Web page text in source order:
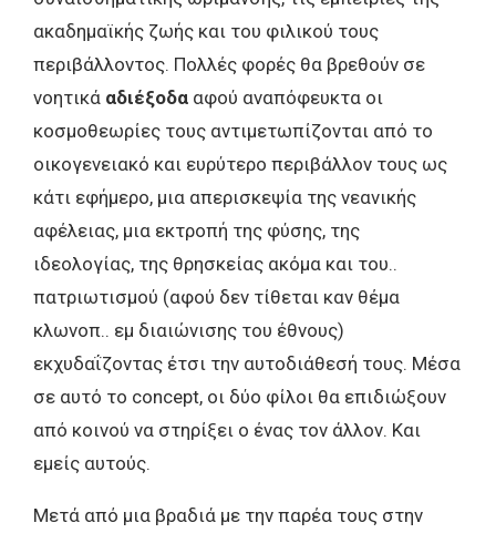
ακαδημαϊκής ζωής και του φιλικού τους
περιβάλλοντος. Πολλές φορές θα βρεθούν σε
νοητικά αδιέξοδα αφού αναπόφευκτα οι
κοσμοθεωρίες τους αντιμετωπίζονται από το
οικογενειακό και ευρύτερο περιβάλλον τους ως
κάτι εφήμερο, μια απερισκεψία της νεανικής
αφέλειας, μια εκτροπή της φύσης, της
ιδεολογίας, της θρησκείας ακόμα και του..
πατριωτισμού (αφού δεν τίθεται καν θέμα
κλωνοπ.. εμ διαιώνισης του έθνους)
εκχυδαΐζοντας έτσι την αυτοδιάθεσή τους. Μέσα
σε αυτό το concept, οι δύο φίλοι θα επιδιώξουν
από κοινού να στηρίξει ο ένας τον άλλον. Και
εμείς αυτούς.
Μετά από μια βραδιά με την παρέα τους στην